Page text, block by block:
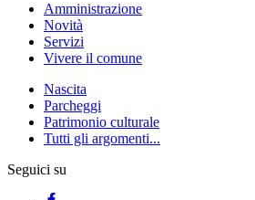
Amministrazione
Novità
Servizi
Vivere il comune
Nascita
Parcheggi
Patrimonio culturale
Tutti gli argomenti...
Seguici su